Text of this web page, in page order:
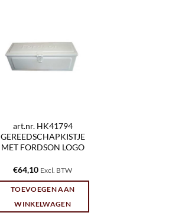
art.nr. HK41794
GEREEDSCHAPKISTJE
MET FORDSON LOGO
€64,10 Excl. BTW
TOEVOEGEN AAN
WINKELWAGEN